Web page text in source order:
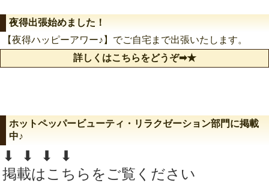
夜得出張始めました！
【夜得ハッピーアワー♪】でご自宅まで出張いたします。
詳しくはこちらをどうぞ➡︎★
ホットペッパービューティ・リラクゼーション部門に掲載
中♪
⬇︎ ⬇︎ ⬇︎ ⬇︎
掲載はこちらをご覧ください